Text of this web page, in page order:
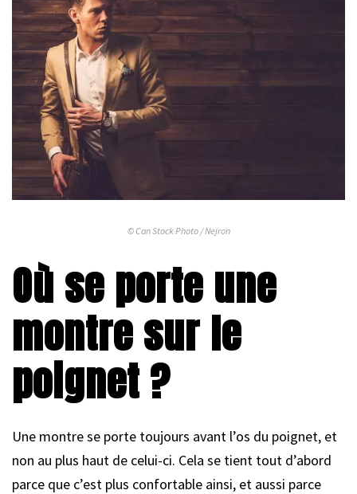
© Can Stock Photo / Nejron
Où se porte une
montre sur le
poignet ?
Une montre se porte toujours avant l’os du poignet, et
non au plus haut de celui-ci. Cela se tient tout d’abord
parce que c’est plus confortable ainsi, et aussi parce